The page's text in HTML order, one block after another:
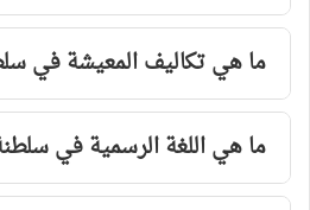
ما هي تكاليف المعيشة في
ما هي اللغة الرسمية في